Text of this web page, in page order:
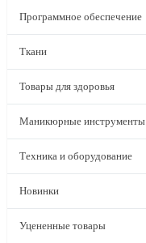
Программное обеспечение
Ткани
Товары для здоровья
Маникюрные инструменты
Техника и оборудование
Новинки
Уцененные товары